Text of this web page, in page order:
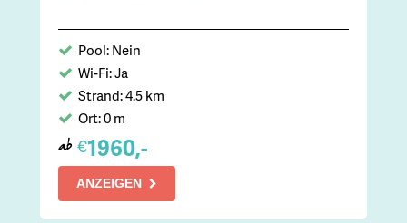
Pool: Nein
Wi-Fi: Ja
Strand: 4.5 km
Ort: 0 m
ab €1960,-
ANZEIGEN